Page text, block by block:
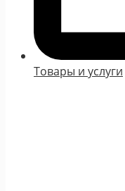
Товары и услуги